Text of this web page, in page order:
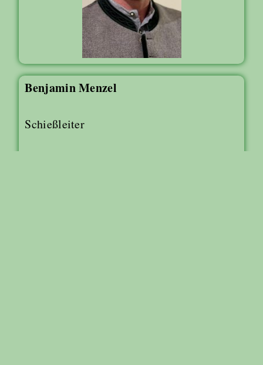
Benjamin Menzel
Schießleiter